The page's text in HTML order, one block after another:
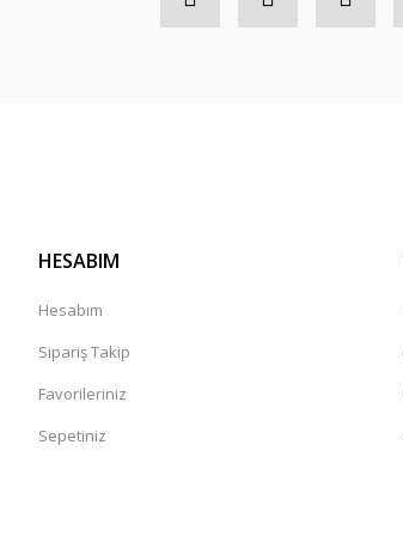
HESABIM
Hesabım
Sipariş Takip
Favorileriniz
Sepetiniz